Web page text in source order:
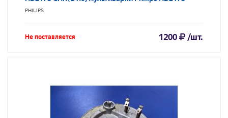
PHILIPS
Не поставляется 1200 /шт.